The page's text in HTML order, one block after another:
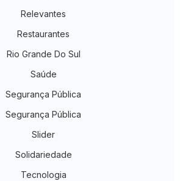
Relevantes
Restaurantes
Rio Grande Do Sul
Saúde
Segurança Pública
Segurança Pública
Slider
Solidariedade
Tecnologia